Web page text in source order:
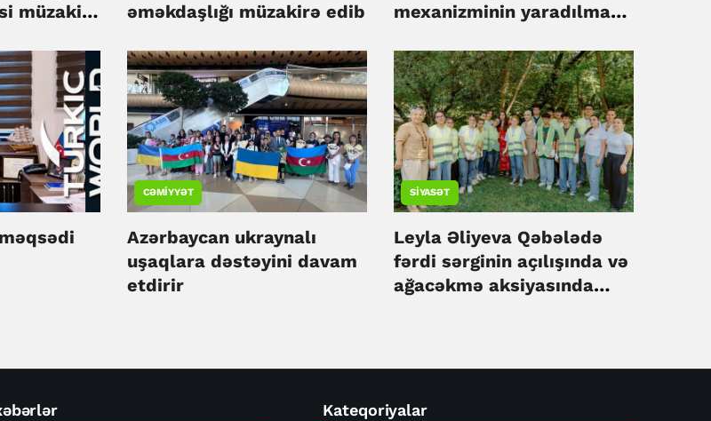
müzakirə
əməkdaşlığı müzakirə edib
mexanizminin yaradılması
öyrənilir
CƏMIYYƏT
Azərbaycan ukraynalı
uşaqlara dəstəyini davam
etdirir
SIYASƏT
Leyla Əliyeva Qəbələdə
fərdi sərginin açılışında və
ağacəkmə aksiyasında
Kateqoriyalar